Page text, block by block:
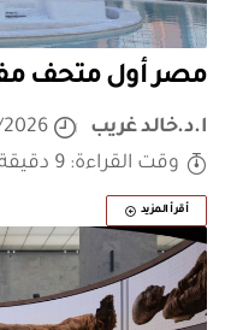
مصر أول متحف
ا.د.خالد غريب
2026
وقت القراءة: 9 دقيقة
أقرأ المزيد